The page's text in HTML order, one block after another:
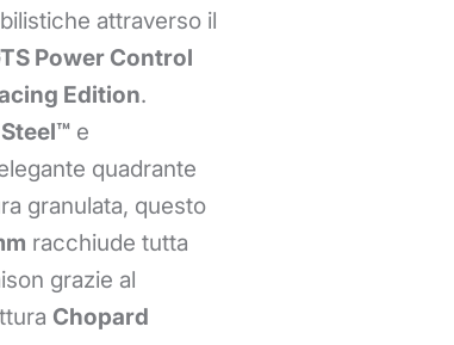
attraverso il
Power Control
Edition.
e
quadrante
granulata, questo
racchiude tutta
grazie al
Chopard